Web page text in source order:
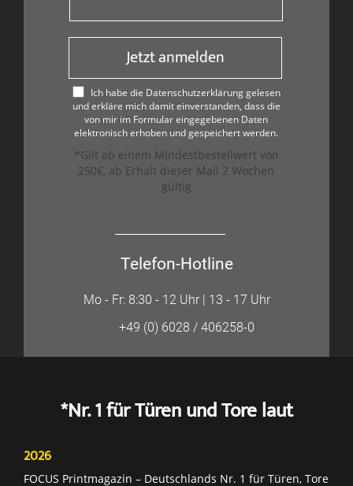
Jetzt anmelden
Ich habe die Datenschutzerklärung gelesen
und erkläre mich damit einverstanden, dass die
von mir im Formular eingegebenen Daten
elektronisch erhoben und gespeichert werden.
*Gilt ab einem Mindestbestellwert von
250€, ab Erhalt dieser Mail 2 Wochen
gültig
Telefon-Hotline
Mo - Fr: 8:30 - 12 Uhr | 13 - 17 Uhr
+49 (0) 6028 / 406258-0
*Nr. 1 für Türen und Tore laut
2026
FOCUS Printmagazin – Deutschlands Nr. 1 für Türen, Tore